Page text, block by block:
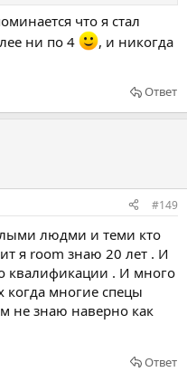
что я стал
ни по 4
, и никогда
Ответ
#149
людми и теми кто
я room знаю 20 лет . И
квалификации . И много
когда многие спецы
не знаю наверно как
Ответ